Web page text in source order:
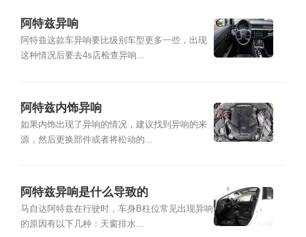
阿特兹异响
阿特兹这款车异响要比级别车型更多一些，出现
这种情况后要去4s店检查异响...
阿特兹内饰异响
如果内饰出现了异响的情况，建议找到异响的来
源，然后更换部件或者将松动的...
阿特兹异响是什么导致的
马自达阿特兹在行驶时，车身B柱位常见出现异响
的原因有以下几种：天窗排水...